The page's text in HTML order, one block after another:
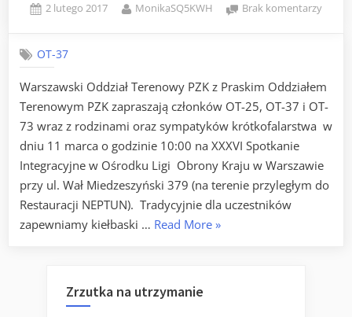
Posted
2 lutego 2017 By
MonikaSQ5KWH Brak komentarzydo
OT-37
Warszawski Oddział Terenowy PZK z Praskim Oddziałem
Terenowym PZK zapraszają członków OT-25, OT-37 i OT-
73 wraz z rodzinami oraz sympatyków krótkofalarstwa w
dniu 11 marca o godzinie 10:00 na XXXVI Spotkanie
Integracyjne w Ośrodku Ligi Obrony Kraju w Warszawie
przy ul. Wał Miedzeszyński 379 (na terenie przyległym do
Restauracji NEPTUN). Tradycyjnie dla uczestników
zapewniamy kiełbaski … Read More„Spotkanie
»
Zrzutka na utrzymanie